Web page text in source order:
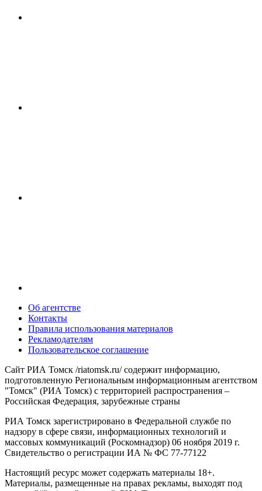
Об агентстве
Контакты
Правила использования материалов
Рекламодателям
Пользовательское соглашение
Сайт РИА Томск /riatomsk.ru/ содержит информацию,
подготовленную Региональным информационным агентством
"Томск" (РИА Томск) с территорией распространения –
Российская Федерация, зарубежные страны
РИА Томск зарегистрировано в Федеральной службе по
надзору в сфере связи, информационных технологий и
массовых коммуникаций (Роскомнадзор) 06 ноября 2019 г.
Свидетельство о регистрации ИА № ФС 77-77122
Настоящий ресурс может содержать материалы 18+.
Материалы, размещенные на правах рекламы, выходят под